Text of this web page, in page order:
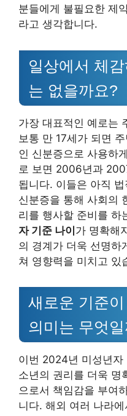
분들에게 불필요한 제
라고 생각합니다.
일상에서 체
는 없을까요?
가장 대표적인 예로는
보통 만 17세가 되면
인 신분증으로 사용하
로 보면 2006년과
됩니다. 이들은 아직
신분증을 통해 사회의
리를 행사할 준비를 하
자 기준 나이가 명확해
의 경계가 더욱 선명하
쳐 영향력을 미치고 있
새로운 기준
의미는 무엇
이번 2024년 미성년자
소년의 권리를 더욱 명
으로서 책임감을 부여
니다. 해외 여러 나라